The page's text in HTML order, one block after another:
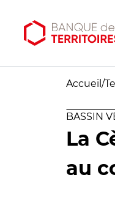
Accueil /
BASSIN
La
au